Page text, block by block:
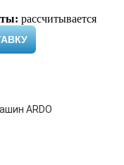
рассчитывается
ARDO